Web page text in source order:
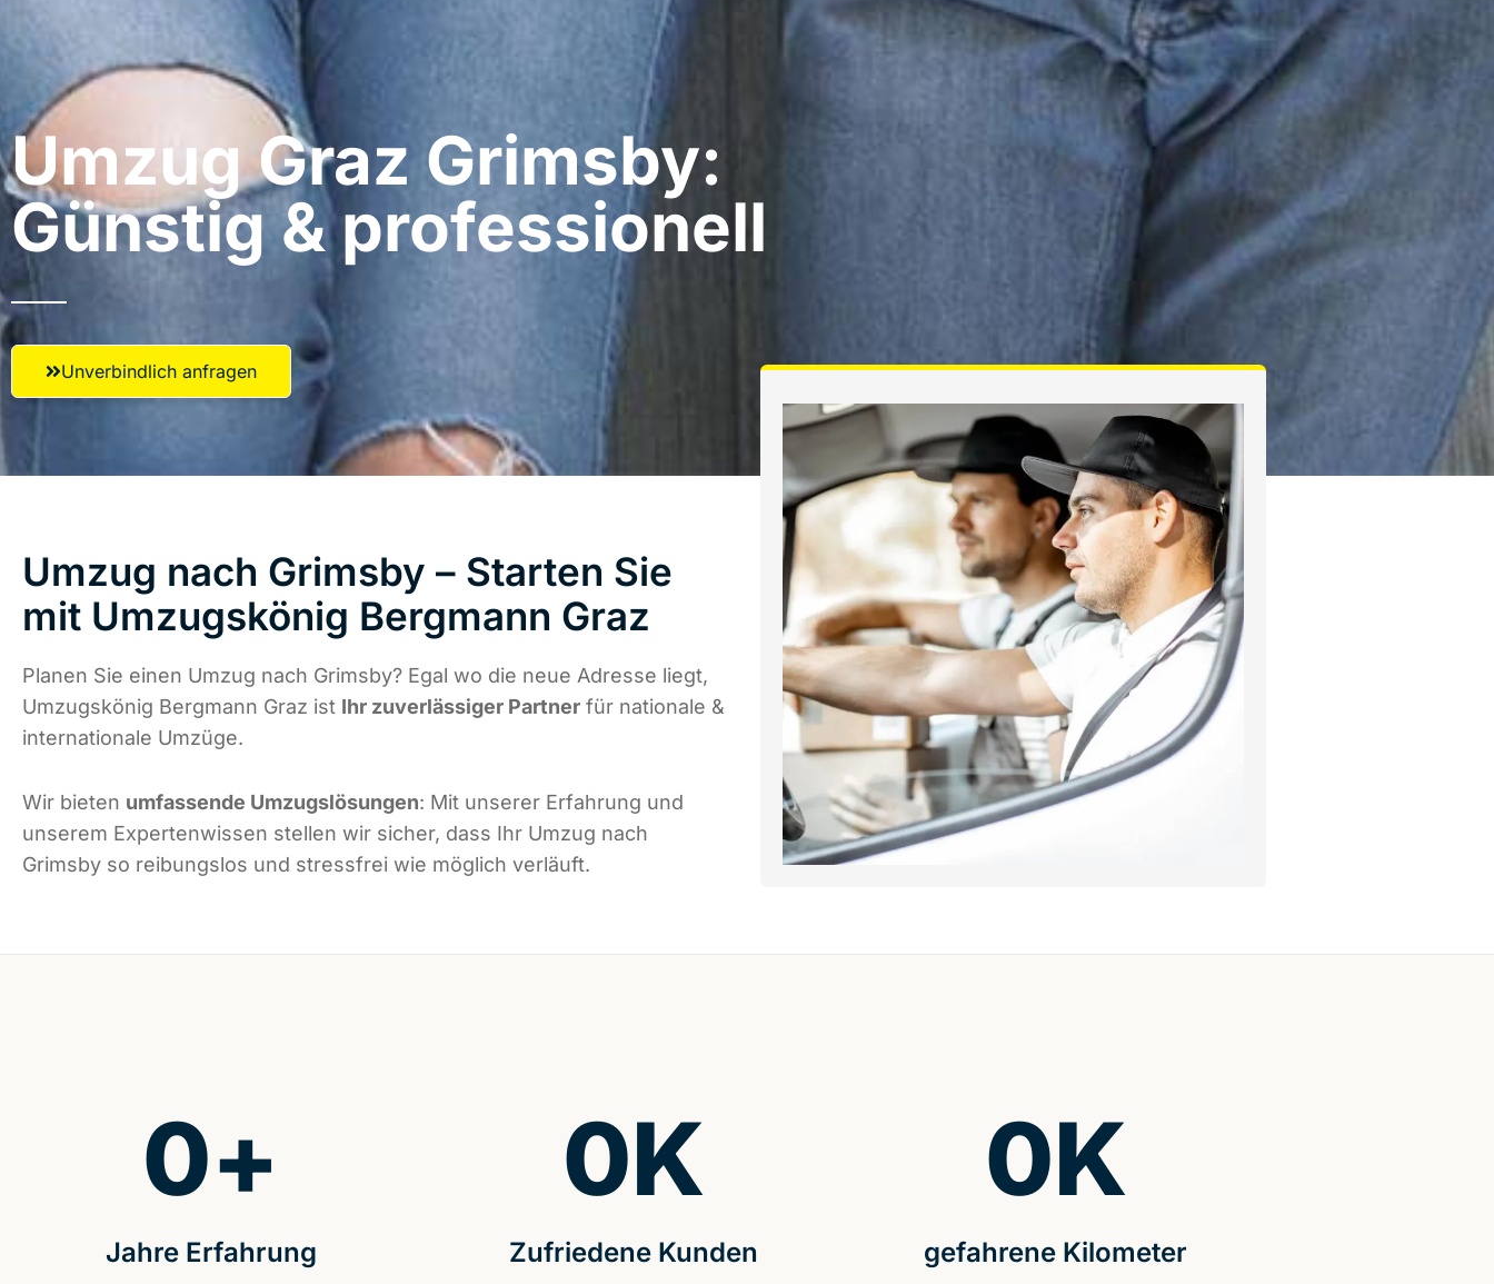
Umzug Graz​ Grimsby:
Günstig & professionell​
Unverbindlich anfragen
Umzug nach Grimsby – Starten Sie
mit Umzugskönig Bergmann Graz
Planen Sie einen Umzug nach Grimsby? Egal wo die neue Adresse liegt,
Umzugskönig Bergmann Graz ist Ihr zuverlässiger Partner für nationale &
internationale Umzüge.
Wir bieten umfassende Umzugslösungen: Mit unserer Erfahrung und
unserem Expertenwissen stellen wir sicher, dass Ihr Umzug nach
Grimsby so reibungslos und stressfrei wie möglich verläuft.
Jahre Erfahrung
0+
Zufriedene Kunden
0K
gefahrene Kilometer
0K